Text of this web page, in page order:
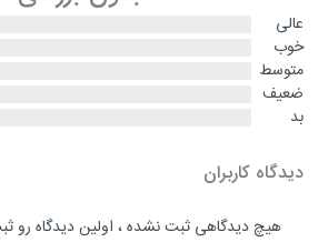
عالی
خوب
متوسط
ضعیف
بد
دیدگاه کاربران
هیچ دیدگاهی ثبت نشده ، اولین دیدگاه رو